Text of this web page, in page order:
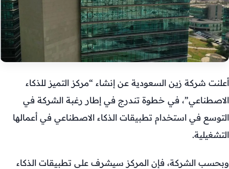
أعلنت شركة زين السعودية عن إنشاء “مركز التميز للذكاء
الاصطناعي”، في خطوة تندرج في إطار رغبة الشركة في
التوسع في استخدام تطبيقات الذكاء الاصطناعي في أعمالها
التشغيلية.
وبحسب الشركة، فإن المركز سيشرف على تطبيقات الذكاء